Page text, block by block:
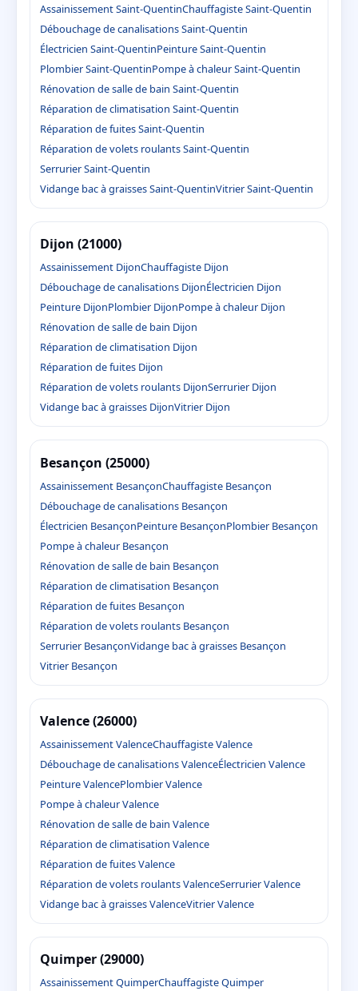
Assainissement Saint-QuentinChauffagiste Saint-Quentin
Débouchage de canalisations Saint-Quentin
Électricien Saint-QuentinPeinture Saint-Quentin
Plombier Saint-QuentinPompe à chaleur Saint-Quentin
Rénovation de salle de bain Saint-Quentin
Réparation de climatisation Saint-Quentin
Réparation de fuites Saint-Quentin
Réparation de volets roulants Saint-Quentin
Serrurier Saint-Quentin
Vidange bac à graisses Saint-QuentinVitrier Saint-Quentin
Dijon (21000)
Assainissement DijonChauffagiste Dijon
Débouchage de canalisations DijonÉlectricien Dijon
Peinture DijonPlombier DijonPompe à chaleur Dijon
Rénovation de salle de bain Dijon
Réparation de climatisation Dijon
Réparation de fuites Dijon
Réparation de volets roulants DijonSerrurier Dijon
Vidange bac à graisses DijonVitrier Dijon
Besançon (25000)
Assainissement BesançonChauffagiste Besançon
Débouchage de canalisations Besançon
Électricien BesançonPeinture BesançonPlombier Besançon
Pompe à chaleur Besançon
Rénovation de salle de bain Besançon
Réparation de climatisation Besançon
Réparation de fuites Besançon
Réparation de volets roulants Besançon
Serrurier BesançonVidange bac à graisses Besançon
Vitrier Besançon
Valence (26000)
Assainissement ValenceChauffagiste Valence
Débouchage de canalisations ValenceÉlectricien Valence
Peinture ValencePlombier Valence
Pompe à chaleur Valence
Rénovation de salle de bain Valence
Réparation de climatisation Valence
Réparation de fuites Valence
Réparation de volets roulants ValenceSerrurier Valence
Vidange bac à graisses ValenceVitrier Valence
Quimper (29000)
Assainissement QuimperChauffagiste Quimper